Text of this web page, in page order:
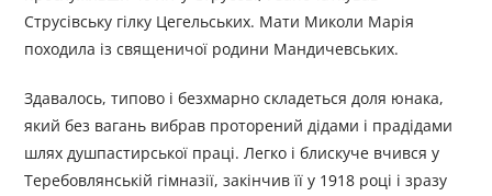
Струсівську гілку Цегельських. Мати Миколи Марія
походила із священичої родини Мандичевських.
Здавалось, типово і безхмарно складеться доля юнака,
який без вагань вибрав проторений дідами і прадідами
шлях душпастирської праці. Легко і блискуче вчився у
Теребовлянській гімназії, закінчив її у 1918 році і зразу